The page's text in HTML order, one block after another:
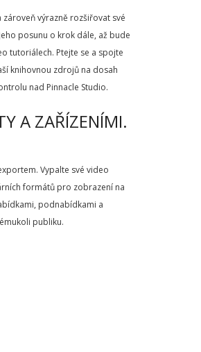
výrazně rozšiřovat své
posunu o krok dále, až bude
tutoriálech. Ptejte se a spojte
knihovnou zdrojů na dosah
nad Pinnacle Studio.
A ZAŘÍZENÍMI.
Vypalte své video
formátů pro zobrazení na
podnabídkami a
publiku.